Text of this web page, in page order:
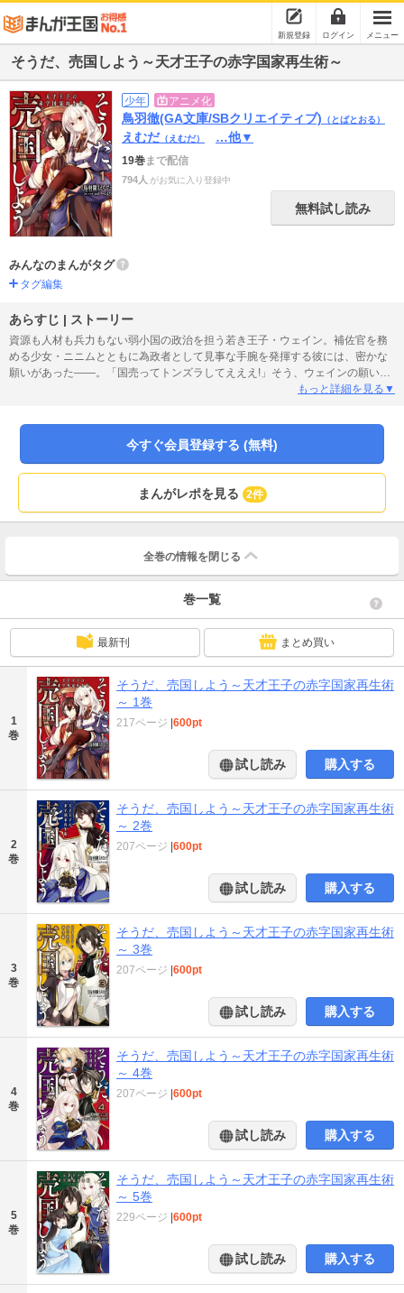
新規登録 ログイン メニュー
そうだ、売国しよう～天才王子の赤字国家再生術～
少年 アニメ化
鳥羽徹(GA文庫/SBクリエイティブ) （とばとおる）
えむだ （えむだ） …他▼
19巻まで配信
794人 がお気に入り登録中
無料試し読み
みんなのまんがタグ
タグ編集
あらすじ | ストーリー
資源も人材も兵力もない弱小国の政治を担う若き王子・ウェイン。補佐官を務
める少女・ニニムとともに為政者として見事な手腕を発揮する彼には、密かな
願いがあった――。「国売ってトンズラしてえええ!」そう、ウェインの願いと
は、悠々自適の隠居生活を送る事だった!! だがそんな思いを裏切るように、大
は思いもよらない方向に!? 予想外だらけの弱小国家運営譚、ここに開幕!!
もっと詳細を見る▼
今すぐ会員登録する (無料)
まんがレポを見る 2件
全巻の情報を 閉じる
巻一覧
最新刊 まとめ買い
1
巻
そうだ、売国しよう～天才王子の赤字国家再生術
～ 1巻
217ページ |600pt
試し読み 購入する
2
巻
そうだ、売国しよう～天才王子の赤字国家再生術
～ 2巻
207ページ |600pt
試し読み 購入する
3
巻
そうだ、売国しよう～天才王子の赤字国家再生術
～ 3巻
207ページ |600pt
試し読み 購入する
4
巻
そうだ、売国しよう～天才王子の赤字国家再生術
～ 4巻
207ページ |600pt
試し読み 購入する
5
巻
そうだ、売国しよう～天才王子の赤字国家再生術
～ 5巻
229ページ |600pt
試し読み 購入する